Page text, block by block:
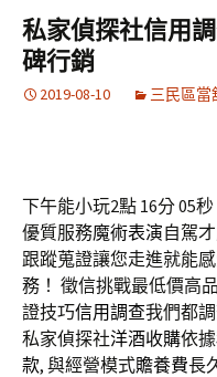
要
內
容
私家偵探社信用
碑行銷
2019-08-10 三民區當
下午能小玩2點 16分 05秒
優質服務魔術表演自駕
跟蹤蒐證讓您走進就能
務！ 徵信挑戰最低價高
證技巧信用調查我們都
私家偵探社洋酒收購依
款, 與經營模式贍養費長